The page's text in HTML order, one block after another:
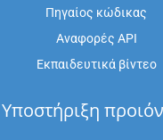
Πηγαίος κώδικας
Αναφορές API
Εκπαιδευτικά βίντεο
Υποστήριξη